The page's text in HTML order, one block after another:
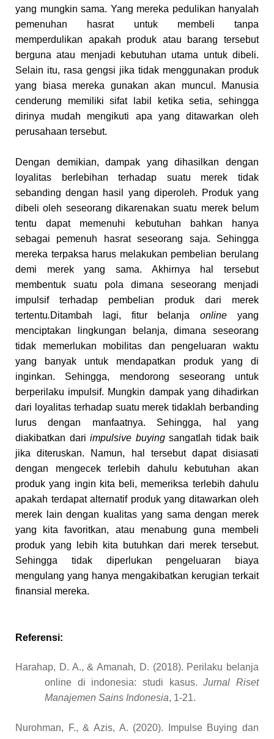
yang mungkin sama. Yang mereka pedulikan hanyalah
pemenuhan hasrat untuk membeli tanpa
memperdulikan apakah produk atau barang tersebut
berguna atau menjadi kebutuhan utama untuk dibeli.
Selain itu, rasa gengsi jika tidak menggunakan produk
yang biasa mereka gunakan akan muncul. Manusia
cenderung memiliki sifat labil ketika setia, sehingga
dirinya mudah mengikuti apa yang ditawarkan oleh
perusahaan tersebut.
Dengan demikian, dampak yang dihasilkan dengan
loyalitas berlebihan terhadap suatu merek tidak
sebanding dengan hasil yang diperoleh. Produk yang
dibeli oleh seseorang dikarenakan suatu merek belum
tentu dapat memenuhi kebutuhan bahkan hanya
sebagai pemenuh hasrat seseorang saja. Sehingga
mereka terpaksa harus melakukan pembelian berulang
demi merek yang sama. Akhirnya hal tersebut
membentuk suatu pola dimana seseorang menjadi
impulsif terhadap pembelian produk dari merek
tertentu.Ditambah lagi, fitur belanjaonlineyang
menciptakan lingkungan belanja, dimana seseorang
tidak memerlukan mobilitas dan pengeluaran waktu
yang banyak untuk mendapatkan produk yang di
inginkan. Sehingga, mendorong seseorang untuk
berperilaku impulsif. Mungkin dampak yang dihadirkan
dari loyalitas terhadap suatu merek tidaklah berbanding
lurus dengan manfaatnya. Sehingga, hal yang
diakibatkan dari impulsive buyingsangatlah tidak baik
jika diteruskan. Namun, hal tersebut dapat disiasati
dengan mengecek terlebih dahulu kebutuhan akan
produk yang ingin kita beli, memeriksa terlebih dahulu
apakah terdapat alternatif produk yang ditawarkan oleh
merek lain dengan kualitas yang sama dengan merek
yang kita favoritkan, atau menabung guna membeli
produk yang lebih kita butuhkan dari merek tersebut.
Sehingga tidak diperlukan pengeluaran biaya
mengulang yang hanya mengakibatkan kerugian terkait
finansial mereka.
Referensi:
Harahap, D. A., & Amanah, D. (2018). Perilaku belanja
online di indonesia: studi kasus.Jurnal Riset
Manajemen Sains Indonesia, 1-21.
Nurohman, F., & Azis, A. (2020). Impulse Buying dan